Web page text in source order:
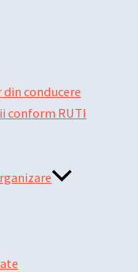
conducere
conform RUTI